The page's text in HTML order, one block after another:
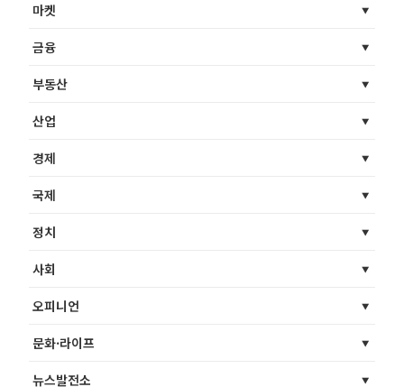
마켓
금융
부동산
산업
경제
국제
정치
사회
오피니언
문화·라이프
뉴스발전소